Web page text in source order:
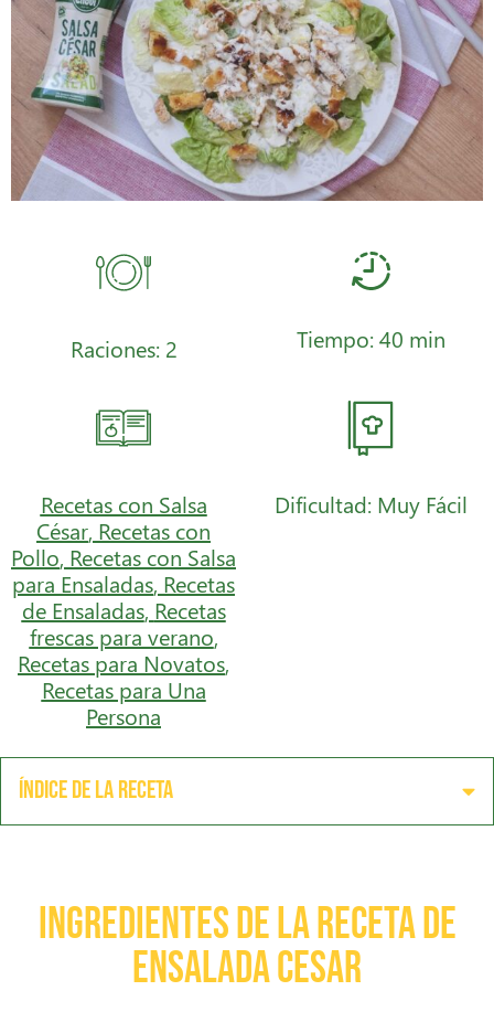
Raciones: 2 Tiempo: 40 min
Recetas con Salsa
César, Recetas con
Pollo, Recetas con Salsa
para Ensaladas, Recetas
de Ensaladas, Recetas
frescas para verano,
Recetas para Novatos,
Recetas para Una
Persona
Dificultad: Muy Fácil
Índice de la receta
Ingredientes de la receta de
Ensalada Cesar